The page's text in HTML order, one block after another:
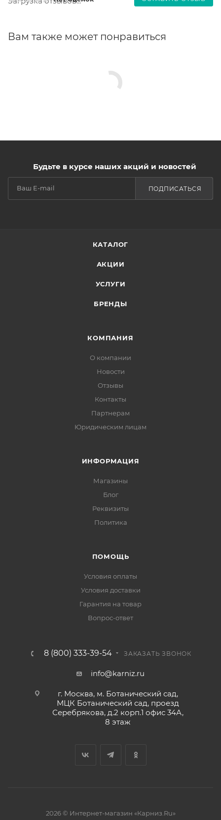
Вам также может понравиться
Будьте в курсе наших акций и новостей
ПОДПИСАТЬСЯ
КАТАЛОГ
АКЦИИ
УСЛУГИ
БРЕНДЫ
КОМПАНИЯ
О компании
Новости
Отзывы
Контакты
Партнерам
Юридическим лицам
ИНФОРМАЦИЯ
Магазины
Блог
Реквизиты
Политика
ПОМОЩЬ
Условия оплаты
Условия доставки
Гарантия на товар
Вопрос-ответ
8 (800) 333-39-54 ЗАКАЗАТЬ ЗВОНОК
info@karniz.ru
г. Москва, м. Ботанический сад,
МЦК Ботанический сад, проезд
Серебрякова, д.2 корп.1 офис 34А,
8 этаж
2026 © Интернет-магазин «Карниз.Ru»